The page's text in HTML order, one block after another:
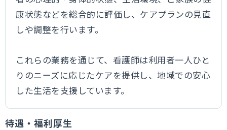
康状態などを総合的に評価し、ケアプランの見直
しや調整を行います。
これらの業務を通じて、看護師は利用者一人ひと
りのニーズに応じたケアを提供し、地域での安心
した生活を支援しています。
待遇・福利厚生